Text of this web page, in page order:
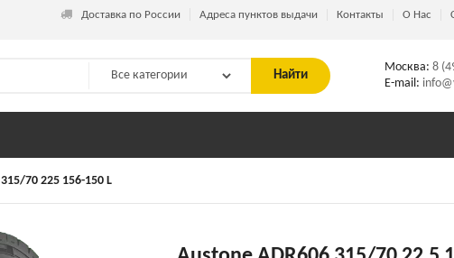
Доставка по России Адреса пунктов выдачи Контакты О Нас
Найти
Москва: 8
E-mail:
315/70 225 156-150 L